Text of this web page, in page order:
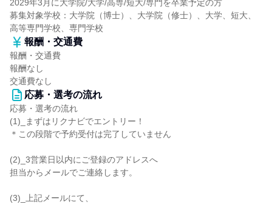
2029年3月に大学院/大学/高専/短大/専門を卒業予定の方
募集対象学校：大学院（博士）、大学院（修士）、大学、短大、
高等専門学校、専門学校
報酬・交通費
報酬・交通費
報酬なし
交通費なし
応募・選考の流れ
応募・選考の流れ
(1)_まずはリクナビでエントリー！
＊この段階で予約受付は完了していません
(2)_3営業日以内にご登録のアドレスへ
担当からメールでご連絡します。
(3)_上記メールにて、